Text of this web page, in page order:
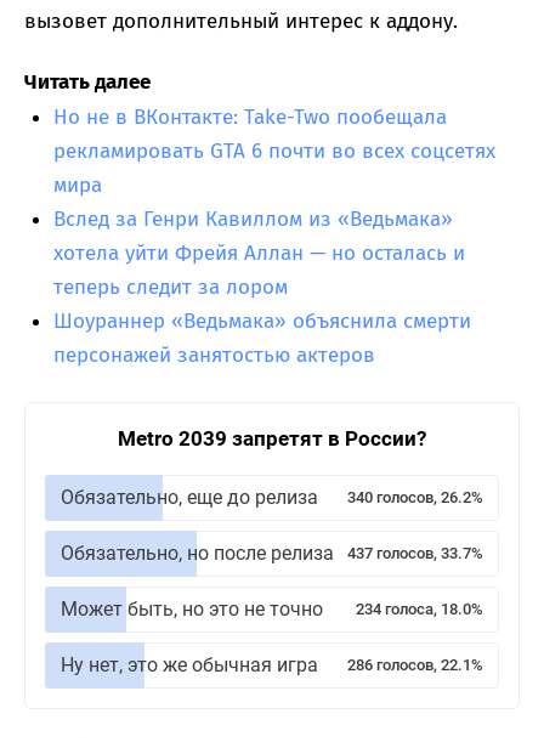
вызовет дополнительный интерес к аддону.
Читать далее
Но не в ВКонтакте: Take-Two пообещала
рекламировать GTA 6 почти во всех соцсетях
мира
Вслед за Генри Кавиллом из «Ведьмака»
хотела уйти Фрейя Аллан — но осталась и
теперь следит за лором
Шоураннер «Ведьмака» объяснила смерти
персонажей занятостью актеров
Metro 2039 запретят в России?
Обязательно, еще до релиза 340 голосов, 26.2%
Обязательно, но после релиза 437 голосов, 33.7%
Может быть, но это не точно 234 голоса, 18.0%
Ну нет, это же обычная игра 286 голосов, 22.1%